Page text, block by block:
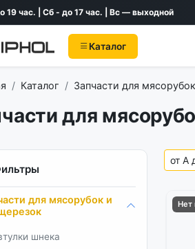
19 час. | Сб - до 17 час. | Вс — выходной
Каталог
Каталог Запчасти для
для
для мясорубок и
шнека
Нет